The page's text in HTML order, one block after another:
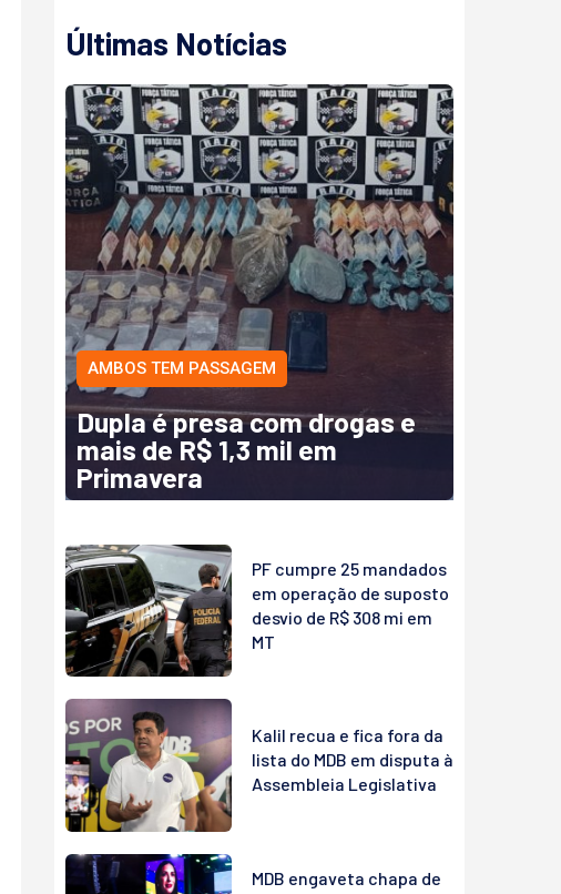
Últimas Notícias
AMBOS TEM PASSAGEM
Dupla é presa com drogas e
mais de R$ 1,3 mil em
Primavera
PF cumpre 25 mandados
em operação de suposto
desvio de R$ 308 mi em
MT
Kalil recua e fica fora da
lista do MDB em disputa à
Assembleia Legislativa
MDB engaveta chapa de